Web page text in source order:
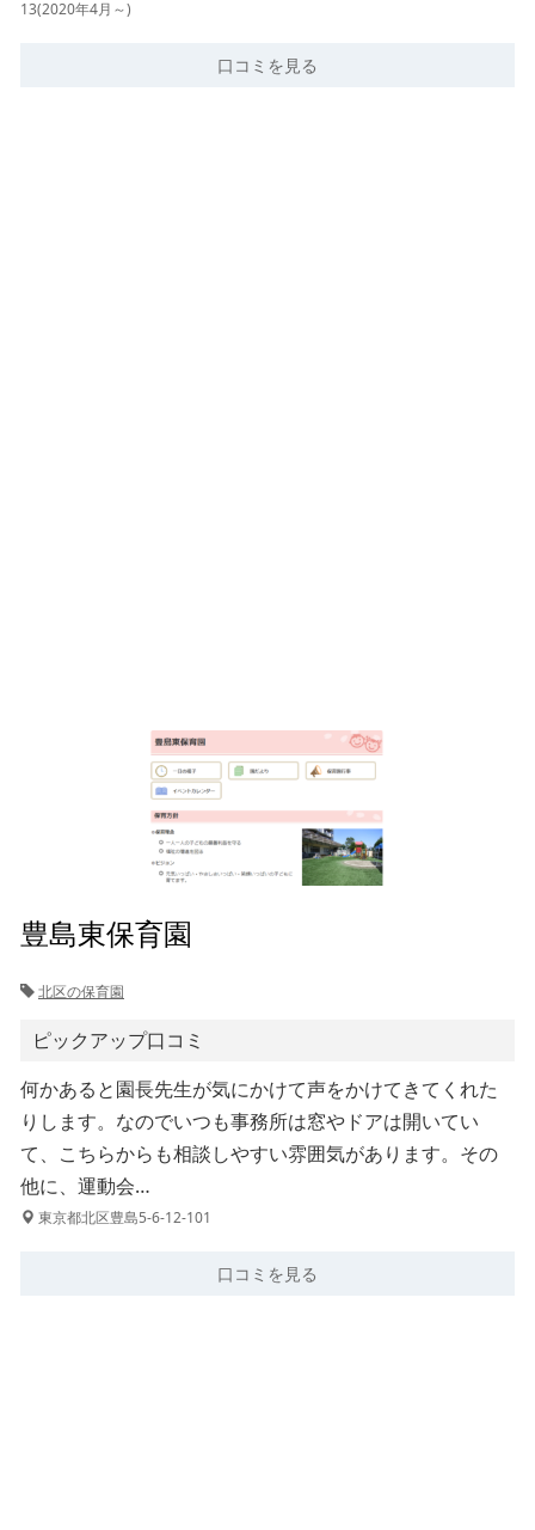
13(2020年4月～)
口コミを見る
豊島東保育園
北区の保育園
ピックアップ口コミ
何かあると園長先生が気にかけて声をかけてきてくれた
りします。なのでいつも事務所は窓やドアは開いてい
て、こちらからも相談しやすい雰囲気があります。その
他に、運動会…
東京都北区豊島5-6-12-101
口コミを見る